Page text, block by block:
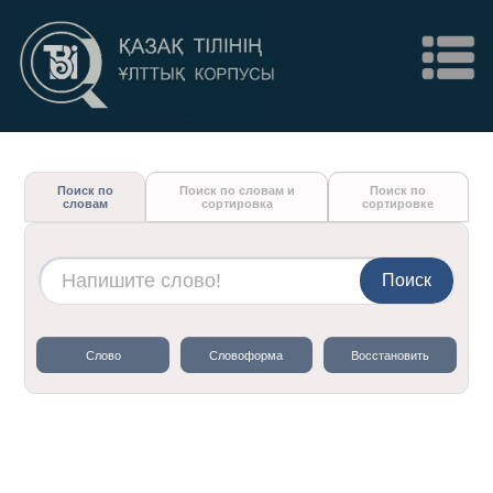
Поиск по
словам
Поиск по словам и
сортировка
Поиск по
сортировке
Поиск
Слово Словоформа Восстановить